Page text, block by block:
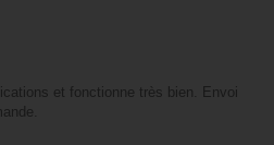
et fonctionne très bien. Envoi